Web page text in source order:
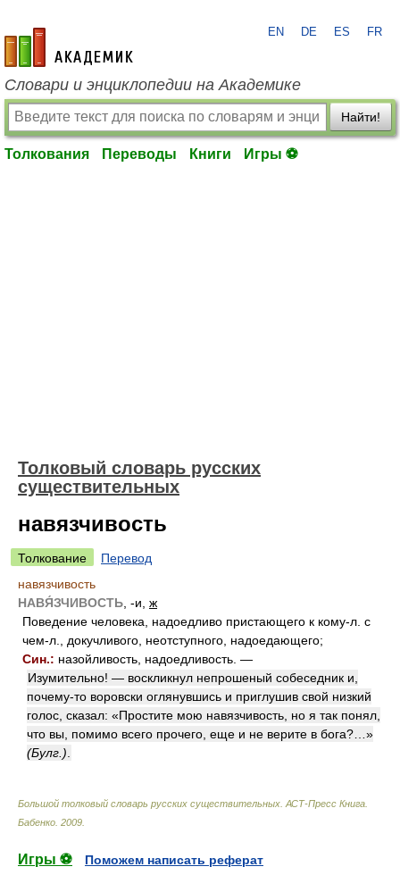
academic.ru
EN DE ES FR
Словари и энциклопедии на Академике
Найти!
Толкования Переводы Книги Игры ⚽
Толковый словарь русских
существительных
навязчивость
Толкование
Перевод
навязчивость
НАВЯ́ЗЧИВОСТЬ , -и, ж
Поведение человека, надоедливо пристающего к кому-л. с
чем-л., докучливого, неотступного, надоедающего;
Син.: назойливость, надоедливость. —
Изумительно! — воскликнул непрошеный собеседник и,
почему-то воровски оглянувшись и приглушив свой низкий
голос, сказал: «Простите мою навязчивость, но я так понял,
что вы, помимо всего прочего, еще и не верите в бога?…»
(Булг.)
Большой толковый словарь русских существительных. АСТ-Пресс Книга
Бабенко 2009
Игры ⚽
Поможем написать реферат